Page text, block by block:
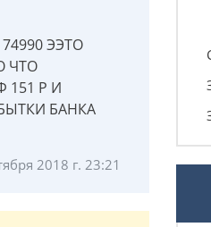
ЭЭТО
ЧТО
Р И
БАНКА
2018 г. 23:21